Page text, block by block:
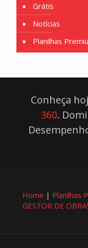
Grátis
Notícias
Planilhas
Conheça
360.
Home | Planilhas
GESTOR DE